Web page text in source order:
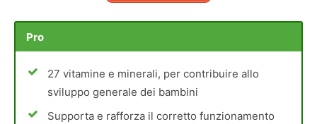
Pro
27 vitamine e minerali, per contribuire allo
sviluppo generale dei bambini
Supporta e rafforza il corretto funzionamento